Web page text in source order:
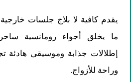
يقدم كافية لا بلاج جلسات
ما يخلق أجواء رومانسية
إطلالات جذابة وموسيقى هادئة
وراحة للأزواج.